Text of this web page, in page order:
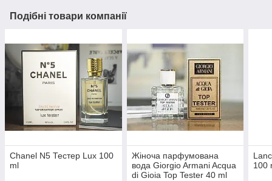
Подібні товари компанії
Chanel N5 Тестер Lux 100
ml
Жіноча парфумована
вода Giorgio Armani Acqua
di Gioia Top Tester 40 ml
100